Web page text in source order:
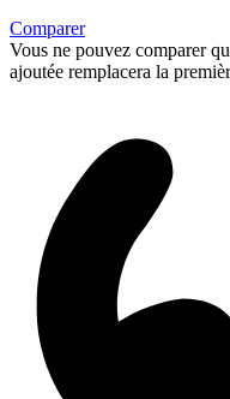
Comparer
Vous ne pouvez comparer
ajoutée remplacera la